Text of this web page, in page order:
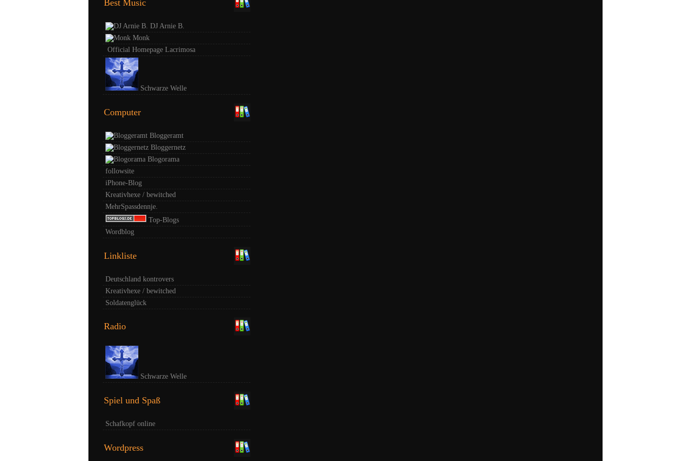
Best Music
DJ Arnie B.
Monk
Official Homepage Lacrimosa
Schwarze Welle
Computer
Bloggeramt
Bloggernetz
Blogorama
followsite
iPhone-Blog
Kreativhexe / bewitched
MehrSpassdennje.
Top-Blogs
Wordblog
Linkliste
Deutschland kontrovers
Kreativhexe / bewitched
Soldatenglück
Radio
Schwarze Welle
Spiel und Spaß
Schafkopf online
Wordpress